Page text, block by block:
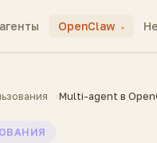
OpenClaw ▾
Multi-agent в